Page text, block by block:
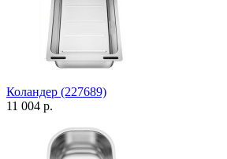
Коландер (227689)
11 004 р.